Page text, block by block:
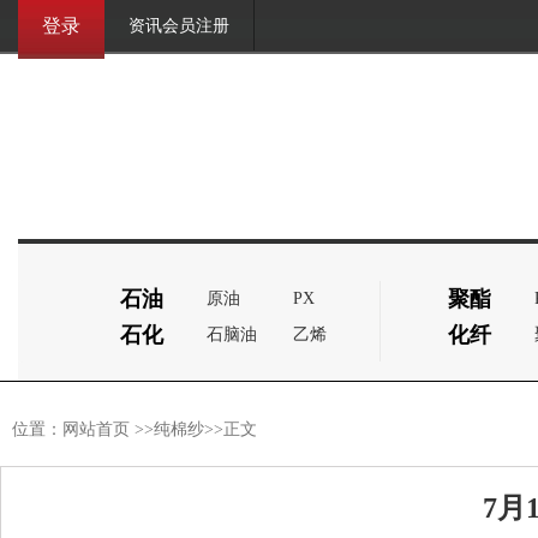
登录 资讯会员注册
石油
石化
原油
石脑油
PX
乙烯
聚酯
化纤
位置： 网站首页 >>纯棉纱>>正文
7月